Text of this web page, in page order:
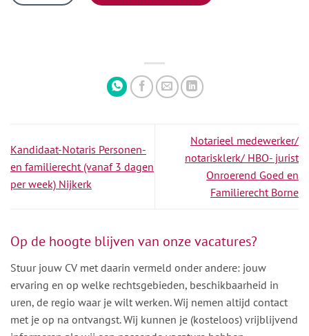
Kandidaat-Notaris Personen-
en familierecht (vanaf 3 dagen
per week) Nijkerk
Notarieel medewerker/
notarisklerk/ HBO- jurist
Onroerend Goed en
Familierecht Borne
Op de hoogte blijven van onze vacatures?
Stuur jouw CV met daarin vermeld onder andere: jouw
ervaring en op welke rechtsgebieden, beschikbaarheid in
uren, de regio waar je wilt werken. Wij nemen altijd contact
met je op na ontvangst. Wij kunnen je (kosteloos) vrijblijvend